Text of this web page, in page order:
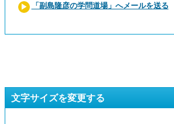
「副島隆彦の学問道場」へメールを送る
文字サイズを変更する